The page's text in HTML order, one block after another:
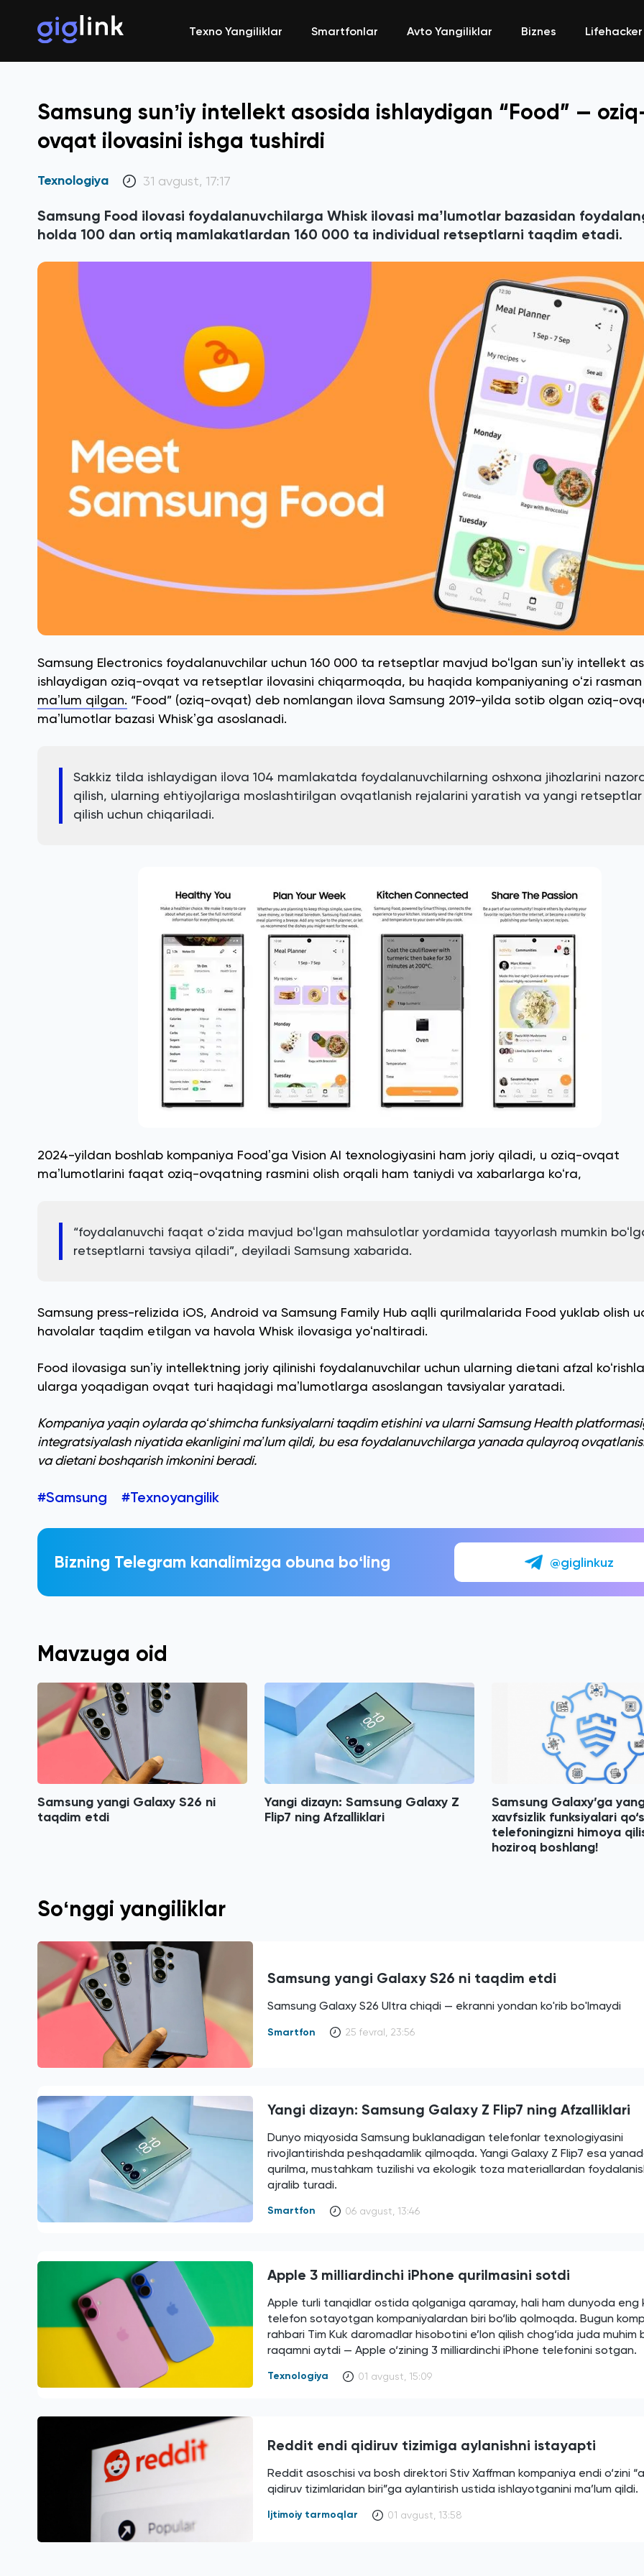
Texno Yangiliklar Smartfonlar Avto Yangiliklar Biznes Lifehacker
Samsung sunʼiy intellekt asosida ishlaydigan “Food” —
ovqat ilovasini ishga tushirdi
Texnologiya 31 avgust, 17:17
Samsung Food ilovasi foydalanuvchilarga Whisk ilovasi maʼlumotlar bazasidan
holda 100 dan ortiq mamlakatlardan 160 000 ta individual retseptlarni taqdim etadi.
Samsung Electronics foydalanuvchilar uchun 160 000 ta retseptlar mavjud boʻlgan sunʼiy intellekt
ishlaydigan oziq-ovqat va retseptlar ilovasini chiqarmoqda, bu haqida kompaniyaning oʻzi rasman
maʼlum qilgan. “Food” (oziq-ovqat) deb nomlangan ilova Samsung 2019-yilda sotib olgan oziq-
maʼlumotlar bazasi Whiskʼga asoslanadi.
Sakkiz tilda ishlaydigan ilova 104 mamlakatda foydalanuvchilarning oshxona jihozlarini
qilish, ularning ehtiyojlariga moslashtirilgan ovqatlanish rejalarini yaratish va yangi
qilish uchun chiqariladi.
2024-yildan boshlab kompaniya Foodʼga Vision AI texnologiyasini ham joriy qiladi, u oziq-ovqat
maʼlumotlarini faqat oziq-ovqatning rasmini olish orqali ham taniydi va xabarlarga koʻra,
“foydalanuvchi faqat oʻzida mavjud boʻlgan mahsulotlar yordamida tayyorlash mumkin
retseptlarni tavsiya qiladi”, deyiladi Samsung xabarida.
Samsung press-relizida iOS, Android va Samsung Family Hub aqlli qurilmalarida Food yuklab olish
havolalar taqdim etilgan va havola Whisk ilovasiga yoʻnaltiradi.
Food ilovasiga sunʼiy intellektning joriy qilinishi foydalanuvchilar uchun ularning dietani afzal
ularga yoqadigan ovqat turi haqidagi maʼlumotlarga asoslangan tavsiyalar yaratadi.
Kompaniya yaqin oylarda qoʻshimcha funksiyalarni taqdim etishini va ularni Samsung Health
integratsiyalash niyatida ekanligini maʼlum qildi, bu esa foydalanuvchilarga yanada qulayroq
va dietani boshqarish imkonini beradi.
#Samsung #Texnoyangilik
Bizning Telegram kanalimizga obuna boʻling @giglinkuz
Mavzuga oid
Samsung yangi Galaxy S26 ni
taqdim etdi
Yangi dizayn: Samsung Galaxy Z
Flip7 ning Afzalliklari
Samsung Galaxy’ga
xavfsizlik funksiyalari
telefoningizni himoya
hoziroq boshlang!
Soʻnggi yangiliklar
Samsung yangi Galaxy S26 ni taqdim etdi
Samsung Galaxy S26 Ultra chiqdi — ekranni yondan ko'rib bo'lmaydi
Smartfon 25 fevral, 23:56
Yangi dizayn: Samsung Galaxy Z Flip7 ning Afzalliklari
Dunyo miqyosida Samsung buklanadigan telefonlar texnologiyasini
rivojlantirishda peshqadamlik qilmoqda. Yangi Galaxy Z Flip7 esa
qurilma, mustahkam tuzilishi va ekologik toza materiallardan
ajralib turadi.
Smartfon 06 avgust, 13:46
Apple 3 milliardinchi iPhone qurilmasini sotdi
Apple turli tanqidlar ostida qolganiga qaramay, hali ham dunyoda eng
telefon sotayotgan kompaniyalardan biri bo‘lib qolmoqda. Bugun
rahbari Tim Kuk daromadlar hisobotini e’lon qilish chog‘ida juda muhim
raqamni aytdi — Apple o‘zining 3 milliardinchi iPhone telefonini sotgan.
Texnologiya 01 avgust, 15:09
Reddit endi qidiruv tizimiga aylanishni istayapti
Reddit asoschisi va bosh direktori Stiv Xaffman kompaniya endi o‘zini
qidiruv tizimlaridan biri”ga aylantirish ustida ishlayotganini ma’lum qildi.
Ijtimoiy tarmoqlar 01 avgust, 13:58